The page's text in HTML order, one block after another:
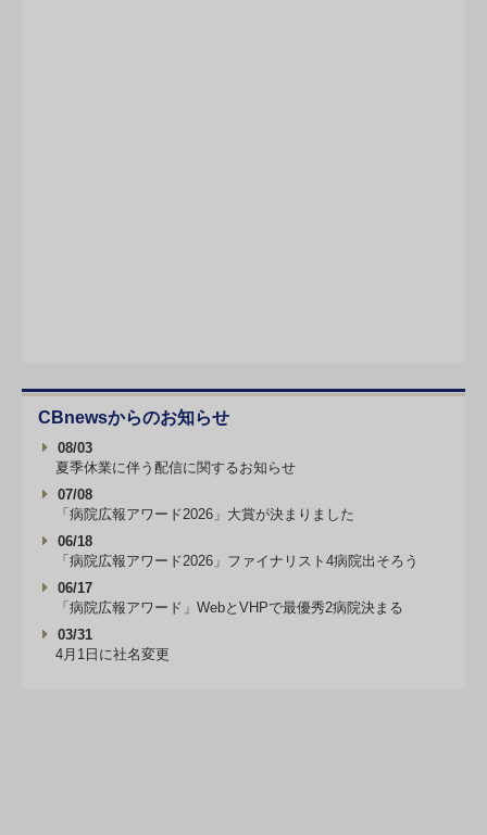
CBnewsからのお知らせ
08/03
夏季休業に伴う配信に関するお知らせ
07/08
「病院広報アワード2026」大賞が決まりました
06/18
「病院広報アワード2026」ファイナリスト4病院出そろう
06/17
「病院広報アワード」WebとVHPで最優秀2病院決まる
03/31
4月1日に社名変更